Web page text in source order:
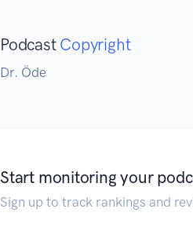
Podcast Copyright
Dr. Öde
Start monitoring your
Sign up to track rankings and